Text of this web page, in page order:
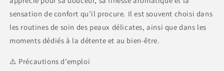
sensation de confort qu’il procure. Il est souvent choisi dans
les routines de soin des peaux délicates, ainsi que dans les
moments dédiés à la détente et au bien-être.
⚠️ Précautions d’emploi